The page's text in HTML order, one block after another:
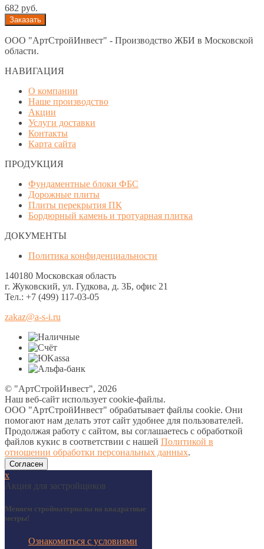
682 руб.
ООО "АртСтройИнвест" - Производство ЖБИ в Московской
области.
НАВИГАЦИЯ
О компании
Наше производство
Акции
Услуги доставки
Контакты
Карта сайта
ПРОДУКЦИЯ
Фундаментные блоки ФБС
Дорожные плиты
Плиты перекрытия ПК
Бордюрный камень и тротуарная плитка
ДОКУМЕНТЫ
Политика конфиденциальности
140180 Московская область
г. Жуковский, ул. Гудкова, д. 3Б, офис 21
Тел.: +7 (499) 117-03-05
zakaz@a-s-i.ru
© "АртСтройИнвест", 2026
Наш веб-сайт использует cookie-файлы.
ООО "АртСтройИнвест" обрабатывает файлы cookie. Они
помогают нам делать этот сайт удобнее для пользователей.
Продолжая работу с сайтом, вы соглашаетесь с обработкой
файлов кукис в соответствии с нашей Политикой в
отношении обработки персональных данных.
Согласен
х
Акция для застройщиков
Меняем стройматериалы на квадратные
метры!
Ознакомиться с условиями